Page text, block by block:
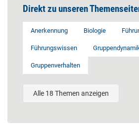
Direkt zu unseren
Anerkennung Biologie
Führungswissen
Gruppenverhalten
Alle 18 Themen anzeigen